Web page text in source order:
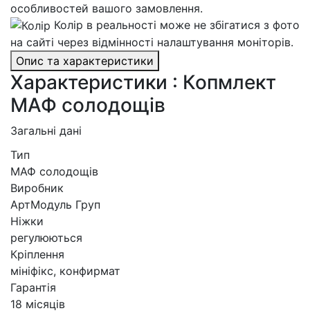
особливостей вашого замовлення.
Колір в реальності може не збігатися з фото
на сайті через відмінності налаштування моніторів.
Опис та характеристики
Характеристики : Копмлект
МАФ солодощів
Загальні дані
Тип
МАФ солодощів
Виробник
АртМодуль Груп
Ніжки
регулюються
Кріплення
мініфікс, конфирмат
Гарантія
18 місяців